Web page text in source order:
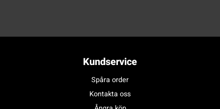
Kundservice
Spåra order
Kontakta oss